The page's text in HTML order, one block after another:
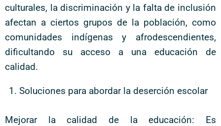
culturales, la discriminación y la falta de inclusión
afectan a ciertos grupos de la población, como
comunidades indígenas y afrodescendientes,
dificultando su acceso a una educación de
calidad.
Soluciones para abordar la deserción escolar
Mejorar la calidad de la educación: Es